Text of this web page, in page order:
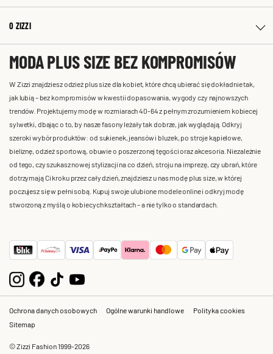
O ZIZZI
MODA PLUS SIZE BEZ KOMPROMISÓW
W Zizzi znajdziesz odzież plus size dla kobiet, które chcą ubierać się dokładnie tak,
jak lubią – bez kompromisów w kwestii dopasowania, wygody czy najnowszych
trendów. Projektujemy modę w rozmiarach 40-64 z pełnym zrozumieniem kobiecej
sylwetki, dbając o to, by nasze fasony leżały tak dobrze, jak wyglądają. Odkryj
szeroki wybór produktów: od sukienek, jeansów i bluzek, po stroje kąpielowe,
bieliznę, odzież sportową, obuwie o poszerzonej tęgości oraz akcesoria. Niezależnie
od tego, czy szukasz nowej stylizacji na co dzień, stroju na imprezę, czy ubrań, które
dotrzymają Ci kroku przez cały dzień, znajdziesz u nas modę plus size, w której
poczujesz się w pełni sobą. Kupuj swoje ulubione modele online i odkryj modę
stworzoną z myślą o kobiecych kształtach – a nie tylko o standardach.
Ochrona danych osobowych Ogólne warunki handlowe
Polityka cookies
Sitemap
© Zizzi Fashion 1999-2026